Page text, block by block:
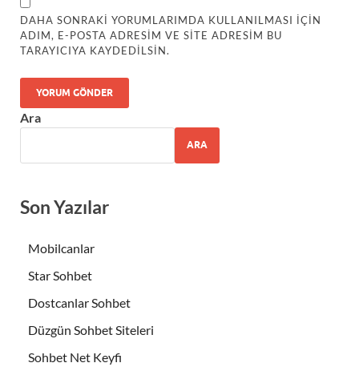
DAHA SONRAKI YORUMLARIMDA KULLANILMASI IÇIN
ADIM, E-POSTA ADRESIM VE SITE ADRESIM BU
TARAYICIYA KAYDEDILSIN.
Ara
ARA
Son Yazılar
Mobilcanlar
Star Sohbet
Dostcanlar Sohbet
Düzgün Sohbet Siteleri
Sohbet Net Keyfi